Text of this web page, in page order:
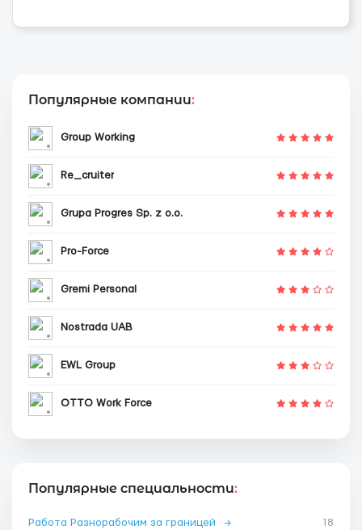
Популярные компании:
Group Working
Re_cruiter
Grupa Progres Sp. z o.o.
Pro-Force
Gremi Personal
Nostrada UAB
EWL Group
OTTO Work Force
Популярные специальности:
Работа Разнорабочим за границей → 18